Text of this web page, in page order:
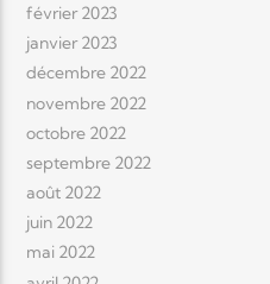
février 2023
janvier 2023
décembre 2022
novembre 2022
octobre 2022
septembre 2022
août 2022
juin 2022
mai 2022